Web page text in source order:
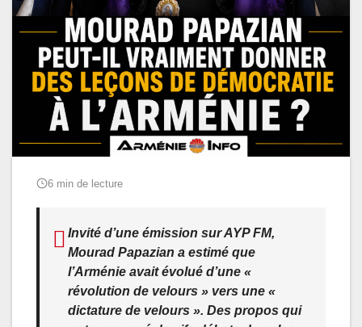
6 min de lecture
Invité d’une émission sur AYP FM,
Mourad Papazian a estimé que
l’Arménie avait évolué d’une «
révolution de velours » vers une «
dictature de velours ». Des propos qui